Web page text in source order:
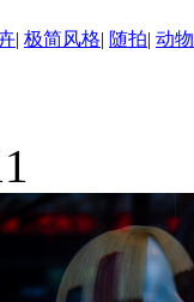
| 极简风格| 随拍| 动